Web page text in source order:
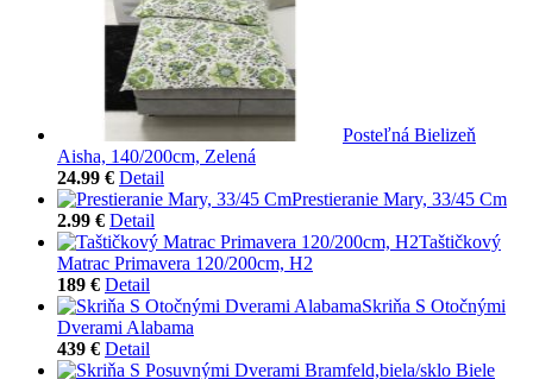
Posteľná Bielizeň
Aisha, 140/200cm, Zelená
24.99 € Detail
Prestieranie Mary, 33/45 Cm
2.99 € Detail
Taštičkový
Matrac Primavera 120/200cm, H2
189 € Detail
Skriňa S Otočnými
Dverami Alabama
439 € Detail